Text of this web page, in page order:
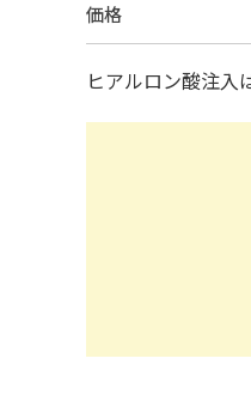
価格
ヒアルロン酸注入